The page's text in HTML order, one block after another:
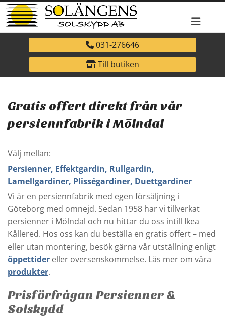
031-276646
Till butiken
Gratis offert direkt från vår
persiennfabrik i Mölndal
Välj mellan:
Persienner, Effektgardin, Rullgardin,
Lamellgardiner, Plisségardiner, Duettgardiner
Vi är en persiennfabrik med egen försäljning i
Göteborg med omnejd. Sedan 1958 har vi tillverkat
persienner i Mölndal och nu hittar du oss intill Ikea
Kållered. Hos oss kan du beställa en gratis offert – med
eller utan montering, besök gärna vår utställning enligt
öppettider eller oversenskommelse. Läs mer om våra
produkter.
Prisförfrågan Persienner &
Solskydd